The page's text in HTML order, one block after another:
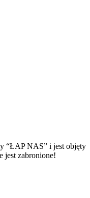
“ŁAP NAS” i jest objęty
jest zabronione!